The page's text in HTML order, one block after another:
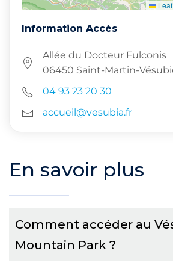
Information Accès
Allée du Docteur Fulconis
06450 Saint-Martin-
04 93 23 20 30
accueil@vesubia.fr
En savoir plus
Comment accéder au
Mountain Park ?